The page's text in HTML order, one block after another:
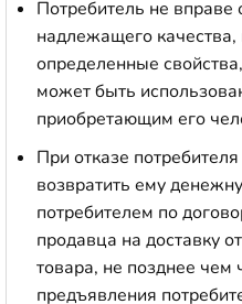
Потребитель не вправе
надлежащего
определенные
может быть
приобретающим его
При отказе
возвратить ему
потребителем по
продавца на доставку
товара, не позднее чем
предъявления